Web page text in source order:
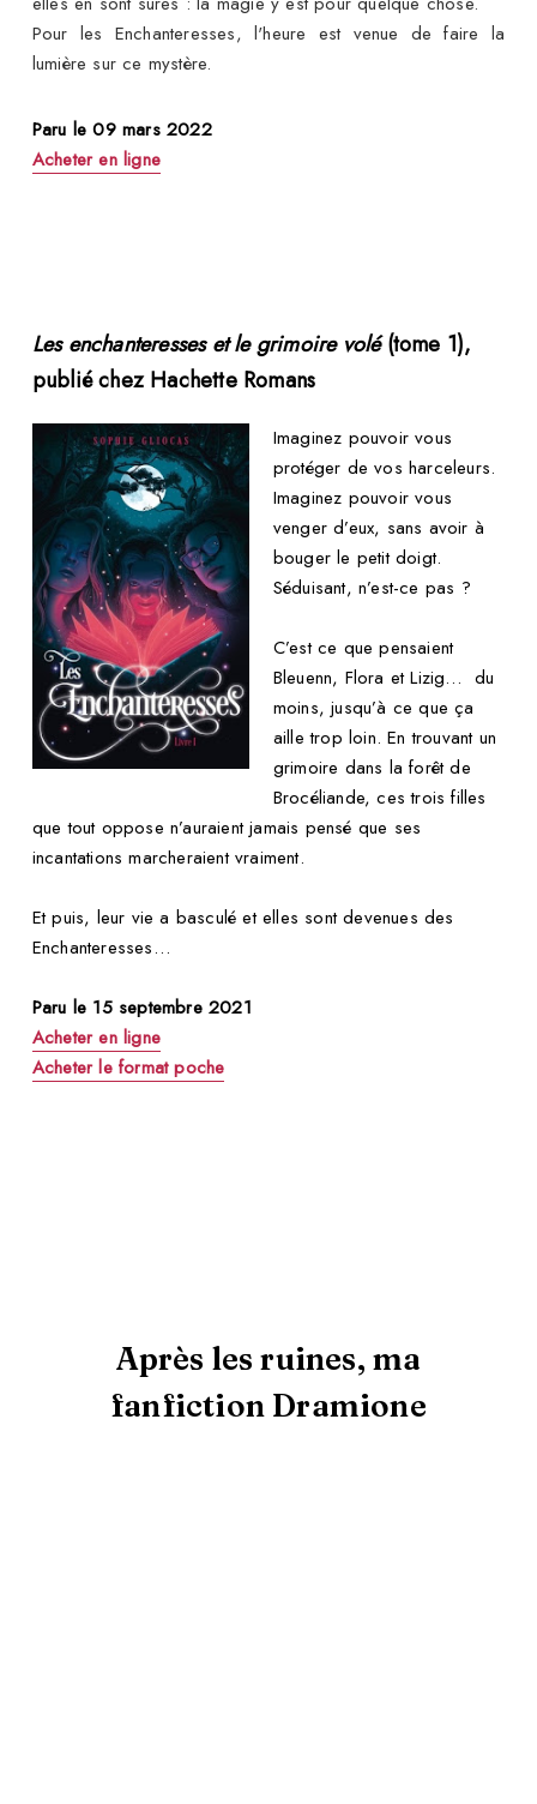
Pour les Enchanteresses, l'heure est venue de faire la
lumière sur ce mystère.
Paru le 09 mars 2022
Acheter en ligne
Les enchanteresses et le grimoire volé(tome 1),
publié chez Hachette Romans
Imaginez pouvoir vous
protéger de vos harceleurs.
Imaginez pouvoir vous
venger d’eux, sans avoir à
bouger le petit doigt.
Séduisant, n’est-ce pas ?
C’est ce que pensaient
Bleuenn, Flora et Lizig… du
moins, jusqu’à ce que ça
aille trop loin. En trouvant un
grimoire dans la forêt de
Brocéliande, ces trois filles
que tout oppose n’auraient jamais pensé que ses
incantations marcheraient vraiment.
Et puis, leur vie a basculé et elles sont devenues des
Enchanteresses…
Paru le 15 septembre 2021
Acheter en ligne
Acheter le format poche
Après les ruines, ma
fanfiction Dramione